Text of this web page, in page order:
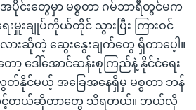
င်းတွေမှာ မစ္စတာ ဂမ်ဘာရီတွင်မက
းချုပ်ကိုယ်တိုင် သွားပြီး ကြားဝင်
ားဆိုတဲ့ ဆွေးနွေးချက်တွေ ရှိတာပေ့ါ။
ာ့ ဒေါ်အောင်ဆန်းစုကြည်နဲ့ နိုင်ငံရေး
တ်နိုင်မယ့် အခြေအနေရှိမှ မစ္စတာ ဘန်
င့်တယ်ဆိုတာတွေ သိရတယ်။ ဘယ်လို